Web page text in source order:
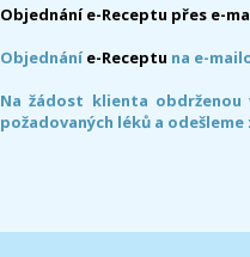
Objednání e-Receptu přes e-
Objednáníe-Receptu na e-
Na žádost klienta
požadovaných léků a